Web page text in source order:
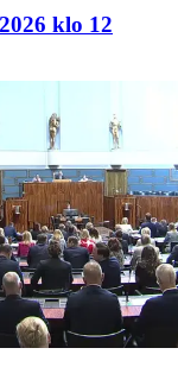
klo 12